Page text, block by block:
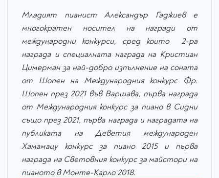
Младият пианист Александър Гаджиев е
многократен носител на награди от
международни конкурси, сред които 2-ра
награда и специалната награда на Кристиан
Цимерман за най-добро изпълнение на соната
от Шопен на Международния конкурс Фр.
Шопен през 2021 във Варшава, първа награда
от Международния конкурс за пиано в Сидни
също през 2021, първа награда и наградата на
публиката на Деветия международен
Хамамацу конкурс за пиано 2015 и първа
награда на Световния конкурс за майстори на
пианото в Монте-Карло 2018.